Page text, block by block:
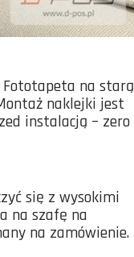
Fototapeta na starą
naklejki jest
instalacją – zero
się z wysokimi
na szafę na
na zamówienie.